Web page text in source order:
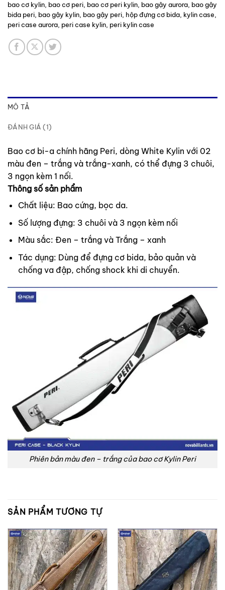
bao cơ kylin bao cơ peri bao cơ peri kylin bao gậy aurora bao gậy
bida peri bao gậy kylin bao gậy peri hộp đựng cơ bida kylin case
peri case aurora peri case kylin peri kylin case
MÔ TẢ
ĐÁNH GIÁ (1)
Bao cơ bi-a chính hãng Peri, dòng White Kylin với 02
màu đen – trắng và trắng-xanh, có thể đựng 3 chuôi,
3 ngọn kèm 1 nối.
Thông số sản phẩm
Chất liệu: Bao cứng, bọc da.
Số lượng đựng: 3 chuôi và 3 ngọn kèm nối
Màu sắc: Đen – trắng và Trắng – xanh
Tác dụng: Dùng để đựng cơ bida, bảo quản và
chống va đập, chống shock khi di chuyển.
Phiên bản màu đen – trắng của bao cơ Kylin Peri
SẢN PHẨM TƯƠNG TỰ